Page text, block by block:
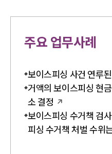
주요 업무사례
보이스피싱 사건 연루
거액의 보이스피싱 현
소 결정
보이스피싱 수거책 검
피싱 수거책 처벌 수위